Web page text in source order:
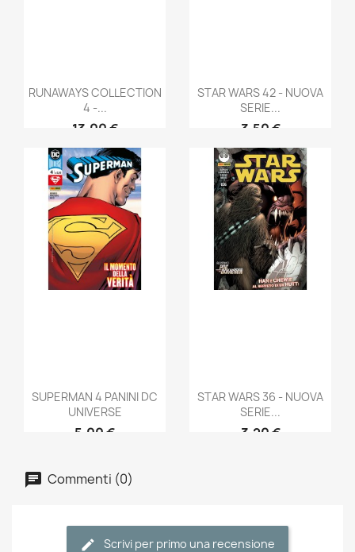
RUNAWAYS COLLECTION
4 -...
13,00 €
STAR WARS 42 - NUOVA
SERIE...
3,50 €
SUPERMAN 4 PANINI DC
UNIVERSE
5,00 €
STAR WARS 36 - NUOVA
SERIE...
3,20 €
Commenti (0)
Scrivi per primo una recensione